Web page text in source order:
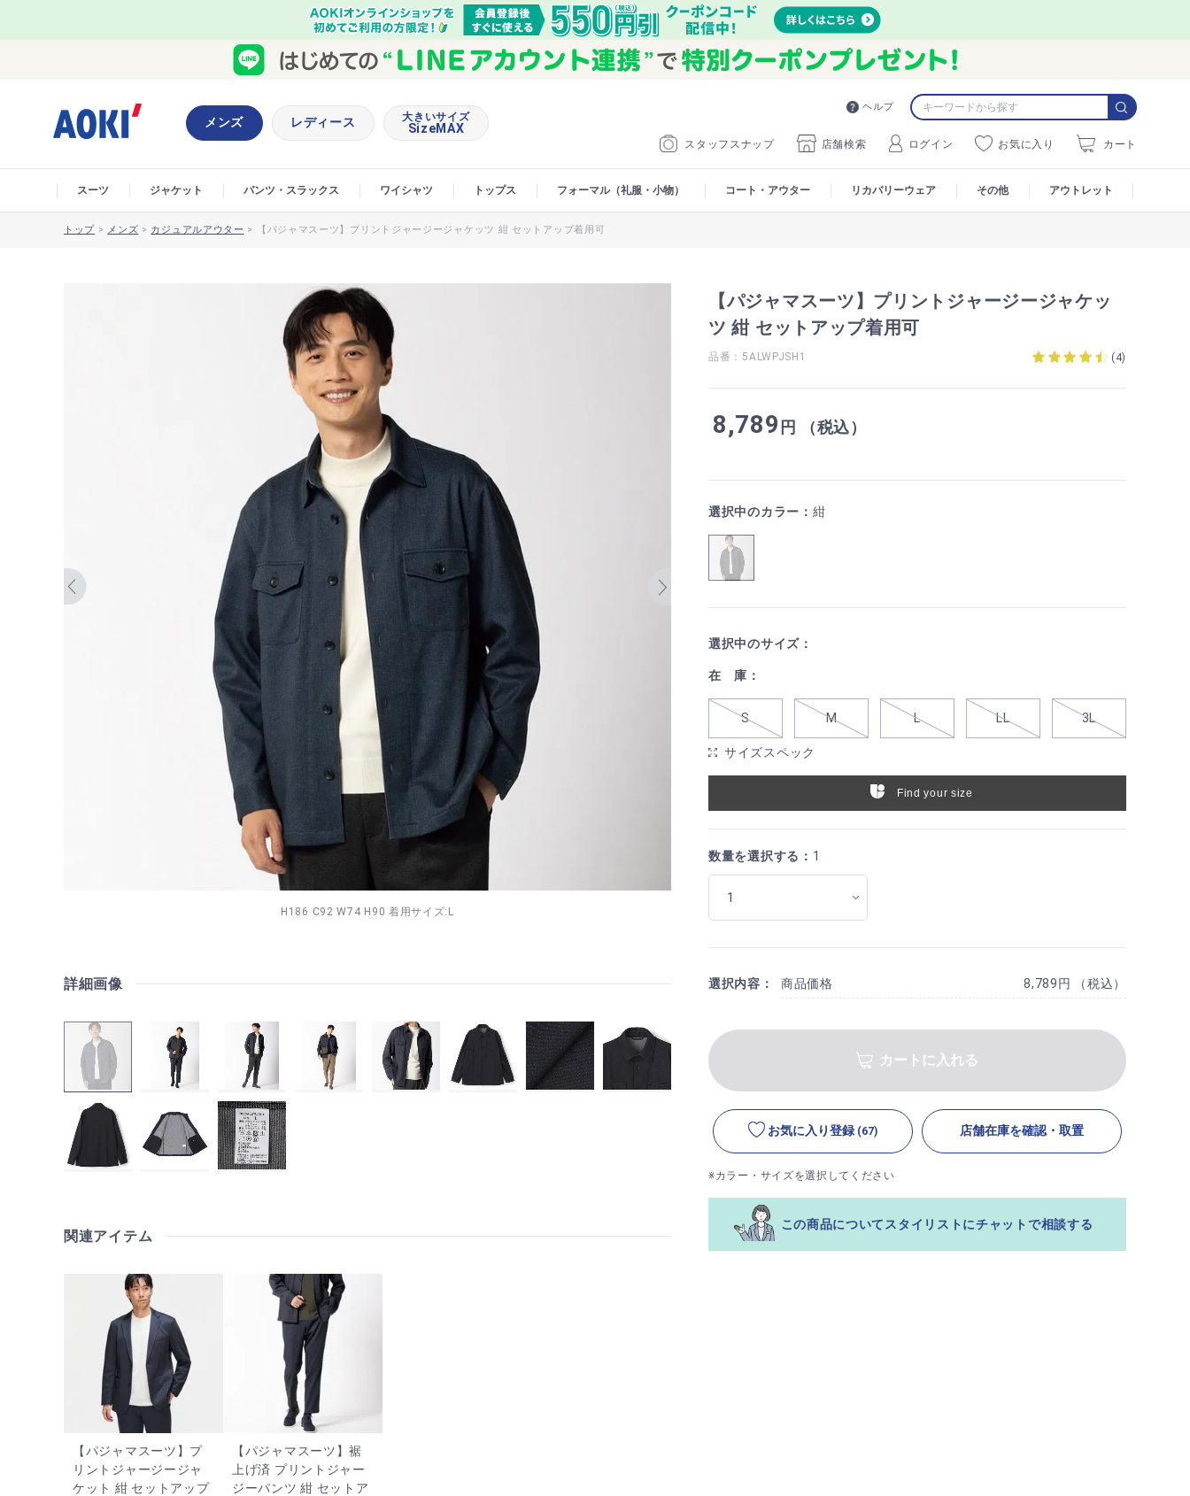
ヘルプ
スタッフスナップ 店舗検索 ログイン お気に入り カート
メンズ レディース 大きいサイズ
SizeMAX
スーツ ジャケット パンツ・スラックス ワイシャツ トップス フォーマル（礼服・小物） コート・アウター リカバリーウェア その他 アウトレット
トップ > メンズ > カジュアルアウター > 【パジャマスーツ】プリントジャージージャケッツ 紺 セットアップ着用可
H186 C92 W74 H90 着用サイズ:L
詳細画像
関連アイテム
【パジャマスーツ】プ
リントジャージージャ
ケット 紺 セットアップ
【パジャマスーツ】裾
上げ済 プリントジャー
ジーパンツ 紺 セットア
【パジャマスーツ】プリントジャージージャケッ
ツ 紺 セットアップ着用可
品番：5ALWPJSH1 (4)
8,789 円 （税込）
選択中のカラー： 紺
選択中のサイズ：
在 庫：
S M L LL 3L
サイズスペック
Find your size
数量を選択する： 1
選択内容： 商品価格 8,789円 （税込）
カートに入れる
お気に入り登録 (67) 店舗在庫を確認・取置
※カラー・サイズを選択してください
この商品についてスタイリストにチャットで相談する